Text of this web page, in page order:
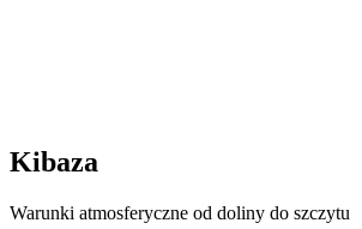
Kibaza
Warunki atmosferyczne od doliny do szczytu